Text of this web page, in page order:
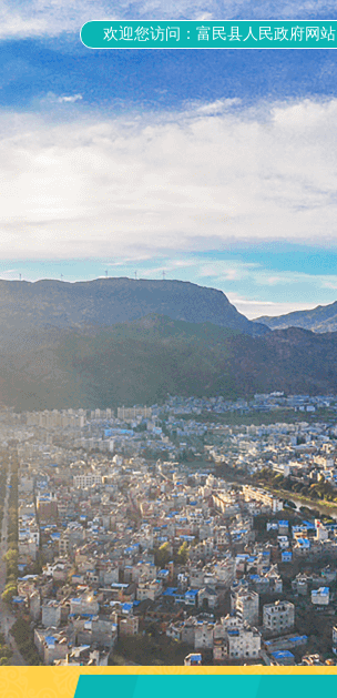
欢迎您访问：富民县人民政府网站